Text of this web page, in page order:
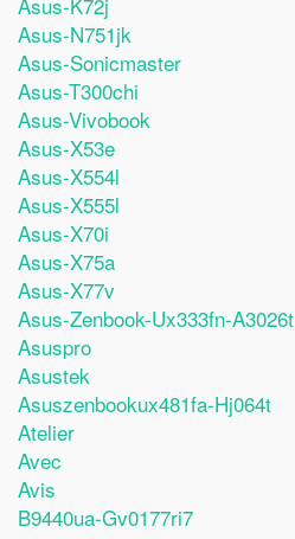
Asus-N751jk
Asus-Sonicmaster
Asus-T300chi
Asus-Vivobook
Asus-X53e
Asus-X554l
Asus-X555l
Asus-X70i
Asus-X75a
Asus-X77v
Asus-Zenbook-Ux333fn-A3026t
Asuspro
Asustek
Asuszenbookux481fa-Hj064t
Atelier
Avec
Avis
B9440ua-Gv0177ri7